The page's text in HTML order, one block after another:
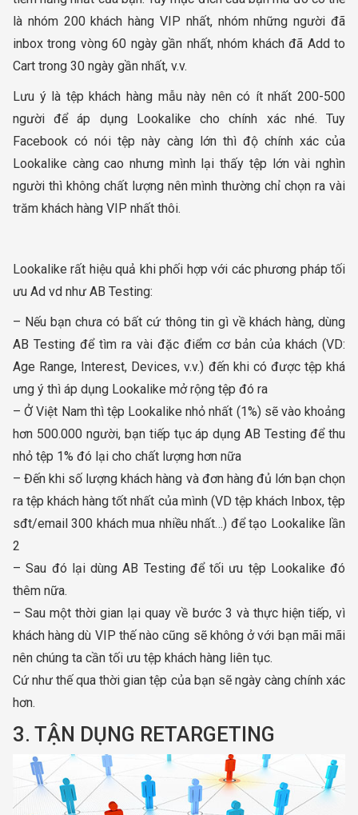
là nhóm 200 khách hàng VIP nhất, nhóm những người đã
inbox trong vòng 60 ngày gần nhất, nhóm khách đã Add to
Cart trong 30 ngày gần nhất, v.v.
Lưu ý là tệp khách hàng mẫu này nên có ít nhất 200-500
người để áp dụng Lookalike cho chính xác nhé. Tuy
Facebook có nói tệp này càng lớn thì độ chính xác của
Lookalike càng cao nhưng mình lại thấy tệp lớn vài nghìn
người thì không chất lượng nên mình thường chỉ chọn ra vài
trăm khách hàng VIP nhất thôi.
Lookalike rất hiệu quả khi phối hợp với các phương pháp tối
ưu Ad vd như AB Testing:
– Nếu bạn chưa có bất cứ thông tin gì về khách hàng, dùng
AB Testing để tìm ra vài đặc điểm cơ bản của khách (VD:
Age Range, Interest, Devices, v.v.) đến khi có được tệp khá
ưng ý thì áp dụng Lookalike mở rộng tệp đó ra
– Ở Việt Nam thì tệp Lookalike nhỏ nhất (1%) sẽ vào khoảng
hơn 500.000 người, bạn tiếp tục áp dụng AB Testing để thu
nhỏ tệp 1% đó lại cho chất lượng hơn nữa
– Đến khi số lượng khách hàng và đơn hàng đủ lớn bạn chọn
ra tệp khách hàng tốt nhất của mình (VD tệp khách Inbox, tệp
sđt/email 300 khách mua nhiều nhất…) để tạo Lookalike lần
2
– Sau đó lại dùng AB Testing để tối ưu tệp Lookalike đó
thêm nữa.
– Sau một thời gian lại quay về bước 3 và thực hiện tiếp, vì
khách hàng dù VIP thế nào cũng sẽ không ở với bạn mãi mãi
nên chúng ta cần tối ưu tệp khách hàng liên tục.
Cứ như thế qua thời gian tệp của bạn sẽ ngày càng chính xác
hơn.
3. TẬN DỤNG RETARGETING